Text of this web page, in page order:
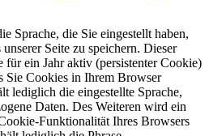
Sprache, die Sie eingestellt haben,
Seite zu speichern. Dieser
ein Jahr aktiv (persistenter Cookie)
Sie Cookies in Ihrem Browser
lediglich die eingestellte Sprache,
Daten. Des Weiteren wird ein
Funktionalität Ihres Browsers